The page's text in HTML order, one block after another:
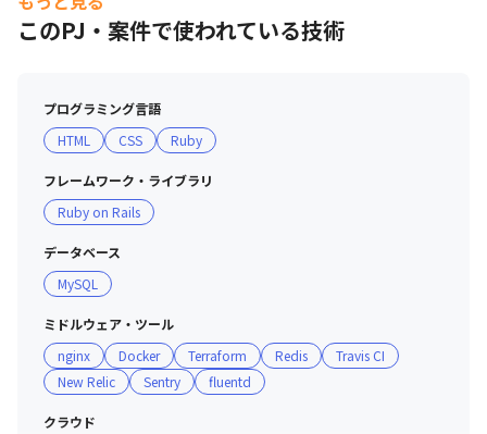
※開発環境はMacを使用します
「リモート」と「出社」は日々の業務の種類や状況に応
じ、どちらかを選択いただけます。
また、フレックスタイム制度（コアタイム11時〜16時）
を導入しております。サーバーチームは毎朝10:45より朝
会を実施しており、PJTの進捗確認や相談、雑談の機会を
設けております。
※全従業員によるミーティングを実施する機会を設けた際
は出社をご依頼します。（年2回程度を想定／交通費支給
あり）
このPJ・案件で使われている技術
プログラミング言語
HTML
CSS Ruby
フレームワーク・ライブラリ
Ruby on Rails
データベース
MySQL
ミドルウェア・ツール
nginx
Docker Terraform Redis
Travis CI
New Relic
Sentry fluentd
クラウド